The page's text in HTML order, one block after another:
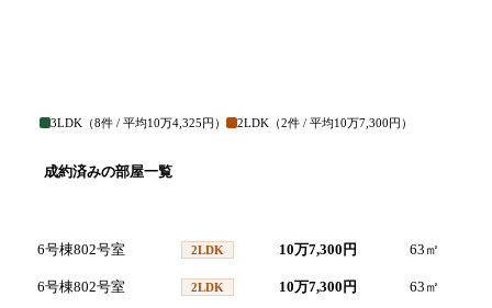
3LDK （8件 / 平均10万4,325円） 2LDK （2件 / 平均10万7,300円）
成約済みの部屋一覧
6号棟802号室 2LDK 10万7,300円 63 ㎡
6号棟802号室 2LDK 10万7,300円 63 ㎡